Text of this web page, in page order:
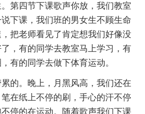
第四节下课歌声你放，我们教室
下课，我们班的男女生不顾生命
把老师看见了肯定想我们好像没
，有的同学去教室马上学习，有
有的同学去做下体育运动。
。晚上，月黑风高，我们还在
在纸上不停的刷，手心的汗不停
停的在运动。随着歌声我们下课